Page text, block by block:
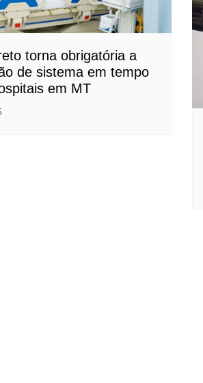
torna obrigatória a
de sistema em tempo
em MT